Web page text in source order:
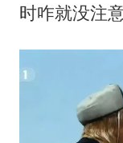
时咋就没注